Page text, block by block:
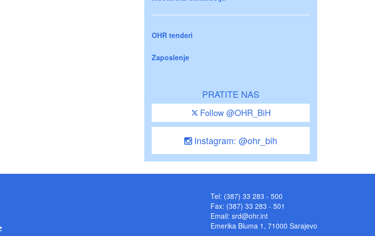
OHR tenderi
Zaposlenje
PRATITE NAS
Follow @OHR_BiH
Instagram: @ohr_bih
Tel: (387) 33 283 - 500
Fax: (387) 33 283 - 501
Email: srd@ohr.int
Emerika Bluma 1, 71000 Sarajevo